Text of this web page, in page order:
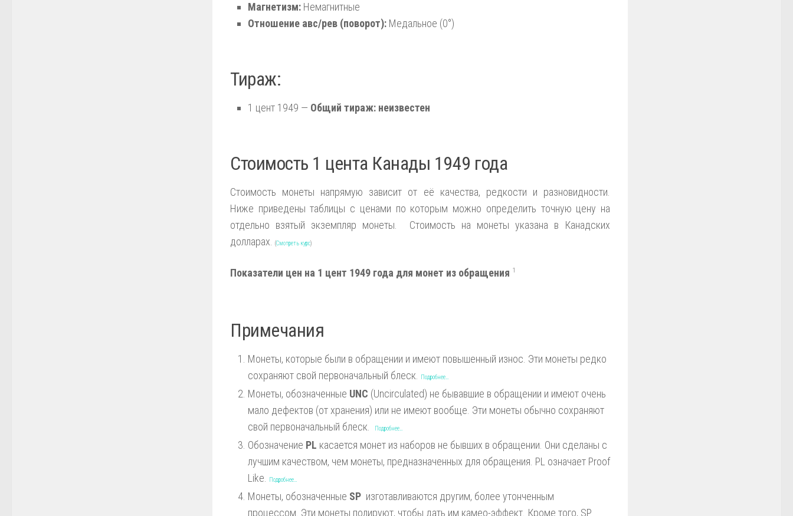
Магнетизм: Немагнитные
Отношение авс/рев (поворот): Медальное (0°)
Тираж:
1 цент 1949 — Общий тираж: неизвестен
Стоимость 1 цента Канады 1949 года
Стоимость монеты напрямую зависит от её качества, редкости и разновидности.
Ниже приведены таблицы с ценами по которым можно определить точную цену на
отдельно взятый экземпляр монеты. Стоимость на монеты указана в Канадских
долларах.
(Смотреть курс)
Показатели цен на 1 цент 1949 года для монет из обращения 1
Примечания
Монеты, которые были в обращении и имеют повышенный износ. Эти монеты редко
сохраняют свой первоначальный блеск.
Подробнее…
Монеты, обозначенные UNC (Uncirculated) не бывавшие в обращении и имеют очень
мало дефектов (от хранения) или не имеют вообще. Эти монеты обычно сохраняют
свой первоначальный блеск.
Подробнее…
Обозначение PL касается монет из наборов не бывших в обращении. Они сделаны с
лучшим качеством, чем монеты, предназначенных для обращения. PL означает Proof
Like.
Подробнее…
Монеты, обозначенные SP изготавливаются другим, более утонченным
процессом. Эти монеты полируют, чтобы дать им камео-эффект. Кроме того, SP